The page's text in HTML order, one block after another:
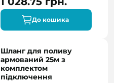
До кошика
Шланг для поливу
армований 25м з
комплектом
підключення